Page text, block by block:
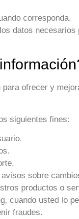
corresponda.
datos
ofrecer y
siguientes fines:
sobre
productos o
cuando usted lo
fraudes.